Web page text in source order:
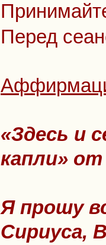
Перед
«Здесь и
капли» от
Я прошу
Сириуса,